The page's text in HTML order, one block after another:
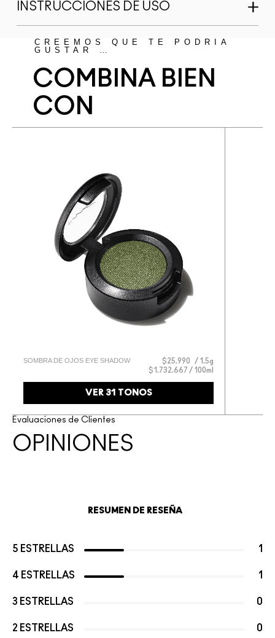
INSTRUCCIONES DE USO
CREEMOS QUE TE PODRÍA
GUSTAR …
COMBINA BIEN
CON
SOMBRA DE OJOS EYE SHADOW $25.990
1.5g
$1.732.667 / 100ml
VER 31 TONOS
Evaluaciones de Clientes
OPINIONES
RESUMEN DE RESEÑA
5 ESTRELLAS 1
4 ESTRELLAS 1
3 ESTRELLAS 0
2 ESTRELLAS 0